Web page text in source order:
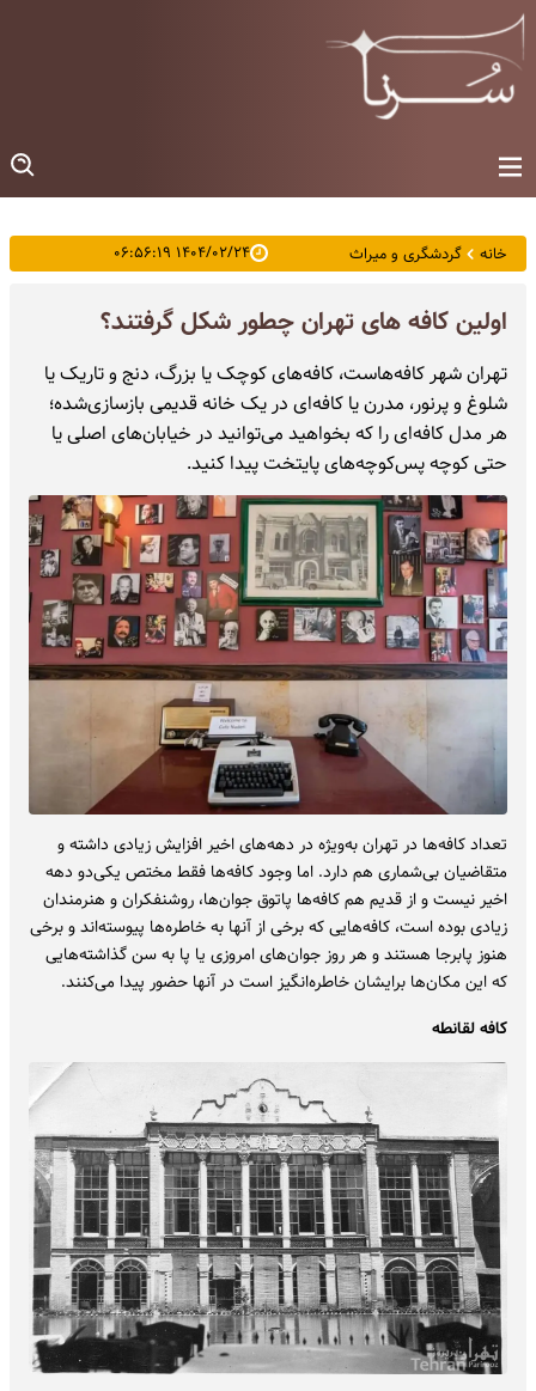
خانه گردشگری و میراث ۱۴۰۴/۰۲/۲۴ ۰۶:۵۶:۱۹
اولین کافه های تهران چطور شکل گرفتند؟
تهران شهر کافه‌هاست، کافه‌های کوچک یا بزرگ، دنج و تاریک یا
شلوغ و پرنور، مدرن یا کافه‌ای در یک خانه قدیمی بازسازی‌شده؛
هر مدل کافه‌ای را که بخواهید می‌توانید در خیابان‌های اصلی یا
حتی کوچه پس‌کوچه‌های پایتخت پیدا کنید.
تعداد کافه‌ها در تهران به‌ویژه در دهه‌های اخیر افزایش زیادی داشته و
متقاضیان بی‌شماری هم دارد. اما وجود کافه‌ها فقط مختص یکی‌دو دهه
اخیر نیست و از قدیم هم کافه‌ها پاتوق جوان‌ها، روشنفکران و هنرمندان
زیادی بوده است، کافه‌هایی که برخی از آنها به خاطره‌ها پیوسته‌اند و برخی
هنوز پابرجا هستند و هر روز جوان‌های امروزی یا پا به سن گذاشته‌هایی
که این مکان‌ها برایشان خاطره‌انگیز است در آنها حضور پیدا می‌کنند.
کافه لقانطه